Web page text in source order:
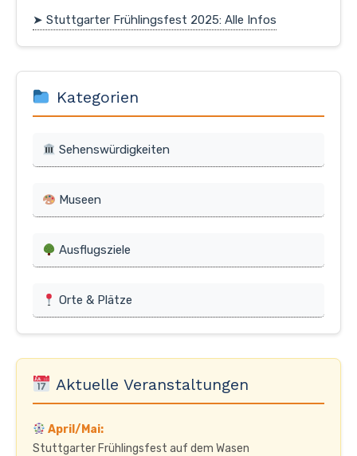
➤ Stuttgarter Frühlingsfest 2025: Alle Infos
Kategorien
Sehenswürdigkeiten
Museen
Ausflugsziele
Orte & Plätze
Aktuelle Veranstaltungen
April/Mai:
Stuttgarter Frühlingsfest auf dem Wasen